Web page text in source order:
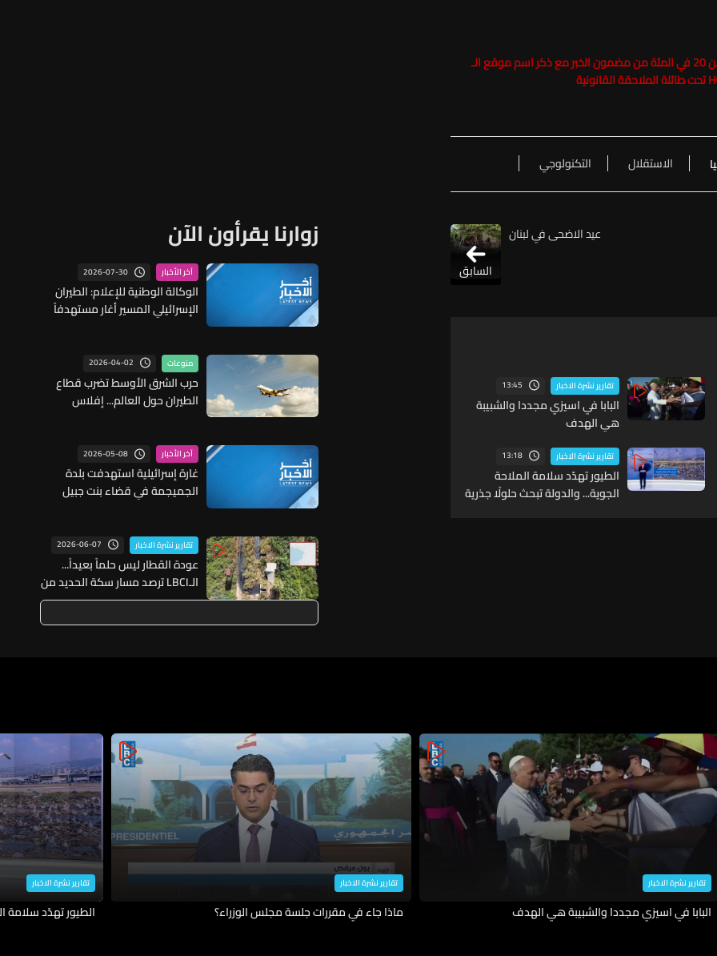
حفاظاً على حقوق الملكية الفكرية يرجى عدم نسخ ما يزيد عن 20 في المئة من مضمون الخبر مع ذكر اسم موقع الـ
الاستقلال التكنولوجي
عيد الاضحى في لبنان
السابق
تقارير نشرة الاخبار 13:45
البابا في اسيزي مجددا والشبيبة
هي الهدف
تقارير نشرة الاخبار 13:18
الطيور تهدّد سلامة الملاحة
الجوية... والدولة تبحث حلولًا جذرية
زوارنا يقرأون الآن
آخر الأخبار 2026-07-30
الوكالة الوطنية للإعلام: الطيران
الإسرائيلي المسير أغار مستهدفاً
منوعات 2026-04-02
حرب الشرق الأوسط تضرب قطاع
الطيران حول العالم... إفلاس
آخر الأخبار 2026-05-08
غارة إسرائيلية استهدفت بلدة
الجميجمة في قضاء بنت جبيل
تقارير نشرة الاخبار 2026-06-07
عودة القطار ليس حلماً بعيداً...
الـLBCI ترصد مسار سكة الحديد من
طرابلس الى العبودية
تقارير نشرة الاخبار
البابا في اسيزي مجددا والشبيبة هي الهدف
تقارير نشرة الاخبار
ماذا جاء في مقررات جلسة مجلس الوزراء؟
تقارير نشرة الاخبار
الطيور تهدّد سلامة